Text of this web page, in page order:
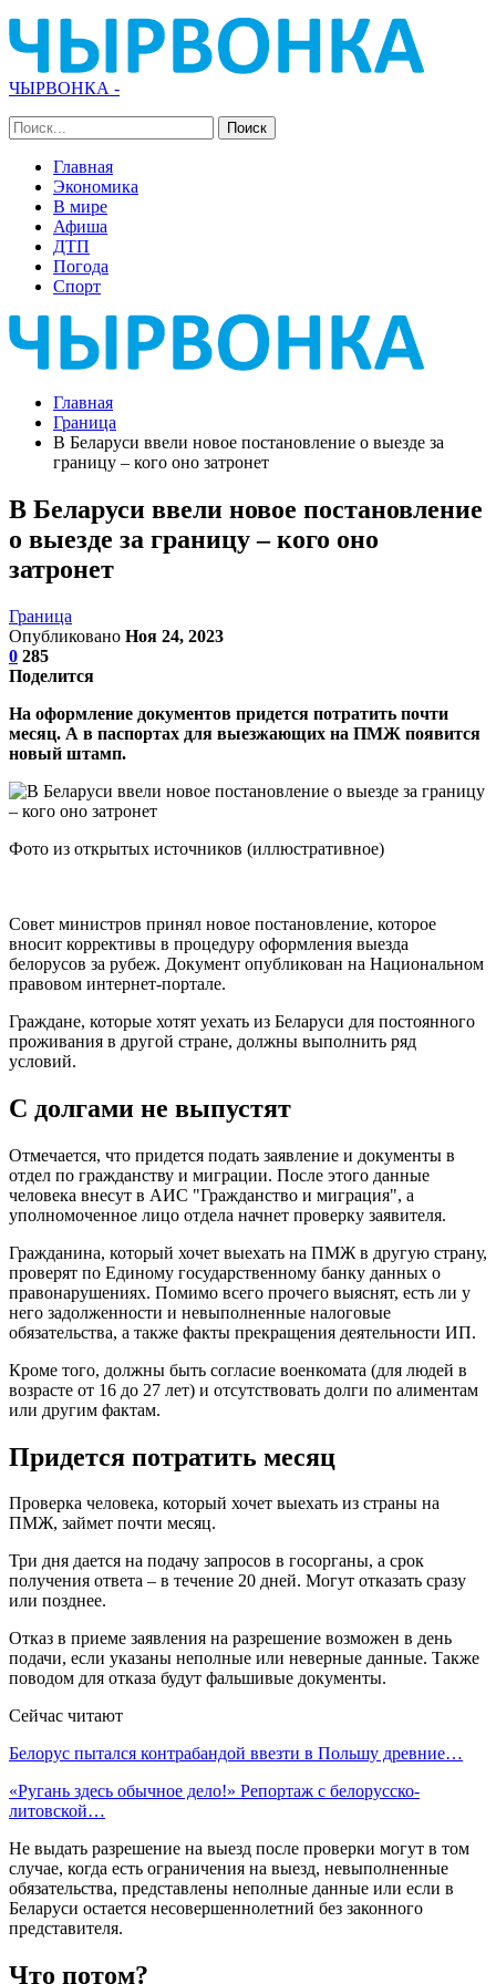
ЧЫРВОНКА -
Главная
Экономика
В мире
Афиша
ДТП
Погода
Спорт
Главная
Граница
В Беларуси ввели новое постановление о выезде за
границу – кого оно затронет
В Беларуси ввели новое постановление
о выезде за границу – кого оно
затронет
Граница
Опубликовано Ноя 24, 2023
0 285
Поделится
На оформление документов придется потратить почти
месяц. А в паспортах для выезжающих на ПМЖ появится
новый штамп.
Фото из открытых источников (иллюстративное)
Совет министров принял новое постановление, которое
вносит коррективы в процедуру оформления выезда
белорусов за рубеж. Документ опубликован на Национальном
правовом интернет-портале.
Граждане, которые хотят уехать из Беларуси для постоянного
проживания в другой стране, должны выполнить ряд
условий.
С долгами не выпустят
Отмечается, что придется подать заявление и документы в
отдел по гражданству и миграции. После этого данные
человека внесут в АИС "Гражданство и миграция", а
уполномоченное лицо отдела начнет проверку заявителя.
Гражданина, который хочет выехать на ПМЖ в другую страну,
проверят по Единому государственному банку данных о
правонарушениях. Помимо всего прочего выяснят, есть ли у
него задолженности и невыполненные налоговые
обязательства, а также факты прекращения деятельности ИП.
Кроме того, должны быть согласие военкомата (для людей в
возрасте от 16 до 27 лет) и отсутствовать долги по алиментам
или другим фактам.
Придется потратить месяц
Проверка человека, который хочет выехать из страны на
ПМЖ, займет почти месяц.
Три дня дается на подачу запросов в госорганы, а срок
получения ответа – в течение 20 дней. Могут отказать сразу
или позднее.
Отказ в приеме заявления на разрешение возможен в день
подачи, если указаны неполные или неверные данные. Также
поводом для отказа будут фальшивые документы.
Сейчас читают
Белорус пытался контрабандой ввезти в Польшу древние…
«Ругань здесь обычное дело!» Репортаж с белорусско-
литовской…
Не выдать разрешение на выезд после проверки могут в том
случае, когда есть ограничения на выезд, невыполненные
обязательства, представлены неполные данные или если в
Беларуси остается несовершеннолетний без законного
представителя.
Что потом?